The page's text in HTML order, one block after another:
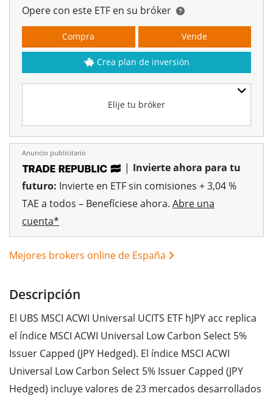
Opere con este ETF en su bróker
Elije tu bróker
Compra Vende
Crea plan de inversión
Anuncio publicitario
| Invierte ahora para tu
futuro: Invierte en ETF sin comisiones + 3,04 %
TAE a todos – Benefíciese ahora. Abre una
cuenta*
Mejores brokers online de España
Descripción
El UBS MSCI ACWI Universal UCITS ETF hJPY acc replica
el índice MSCI ACWI Universal Low Carbon Select 5%
Issuer Capped (JPY Hedged). El índice MSCI ACWI
Universal Low Carbon Select 5% Issuer Capped (JPY
Hedged) incluye valores de 23 mercados desarrollados